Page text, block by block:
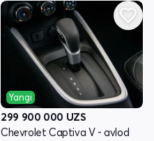
Yangi
299 900 000 UZS
Chevrolet Captiva V - avlod